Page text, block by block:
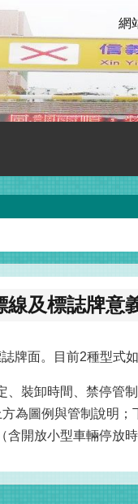
網
及標誌牌意
牌面。目前2種型式如
裝卸時間、禁停管
為圖例與管制說明
開放小型車輛停放